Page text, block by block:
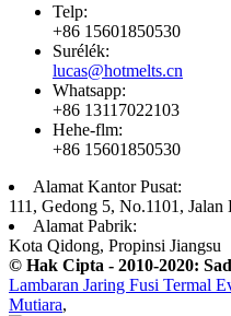
Telp:
+86 15601850530
Surélék:
lucas@hotmelts.cn
Whatsapp:
+86 13117022103
Hehe-flm:
+86 15601850530
Alamat Kantor Pusat:
111, Gedong 5, No.1101,
Alamat Pabrik:
Kota Qidong, Propinsi Jiangsu
© Hak Cipta - 2010-2020:
Lambaran Jaring Fusi Termal
Mutiara,